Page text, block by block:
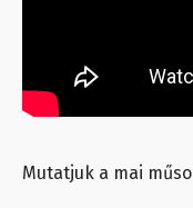
Mutatjuk a mai